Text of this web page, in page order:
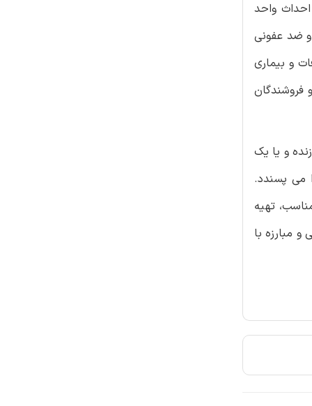
واحد
و ضد عفونی
و بیماری
فروشندگان
و یا یک
می پسندد.
تهیه
مبارزه با